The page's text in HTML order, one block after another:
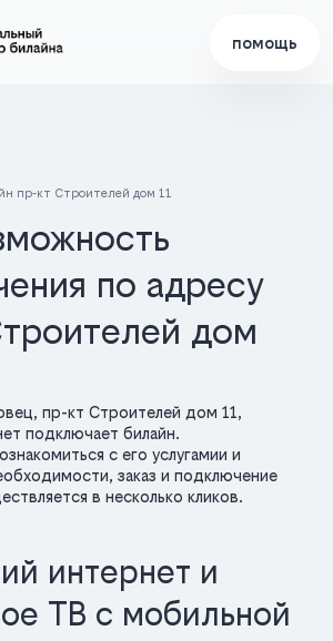
помощь
пр-кт Строителей дом 11
по адресу
дом
пр-кт Строителей дом 11,
подключает билайн.
с его услугамии и
заказ и подключение
в несколько кликов.
интернет и
ТВ с мобильной